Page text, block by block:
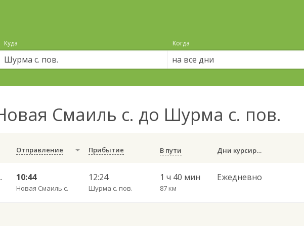
Куда Когда
на все дни
Смаиль с. до Шурма с. пов.
Отправление Прибытие В пути Дни курсирования
702 10:44
Новая Смаиль с.
12:24
Шурма с. пов.
1 ч 40 мин
87 км
Ежедневно